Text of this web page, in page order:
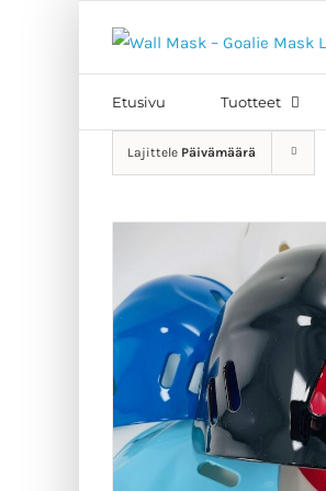
Etsi
Etusivu Tuotteet
Lajittele Päivämäärä